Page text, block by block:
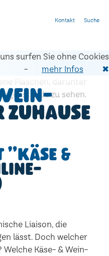
surfen Sie ohne Cookies
-
mehr Infos ✖
"Käse &
Liaison, die
lässt. Doch welcher
Welche Käse- & Wein-